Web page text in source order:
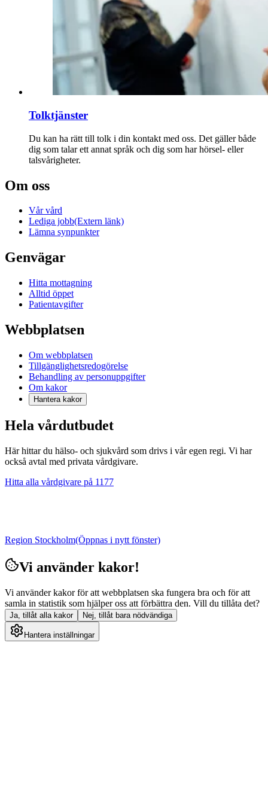
Tolktjänster
Du kan ha rätt till tolk i din kontakt med oss. Det gäller både
dig som talar ett annat språk och dig som har hörsel- eller
talsvårigheter.
Om oss
Vår vård
Lediga jobb(Extern länk)
Lämna synpunkter
Genvägar
Hitta mottagning
Alltid öppet
Patientavgifter
Webbplatsen
Om webbplatsen
Tillgänglighetsredogörelse
Behandling av personuppgifter
Om kakor
Hantera kakor
Hela vårdutbudet
Här hittar du hälso- och sjukvård som drivs i vår egen regi. Vi har
också avtal med privata vårdgivare.
Hitta alla vårdgivare på 1177
Region Stockholm(Öppnas i nytt fönster)
Vi använder kakor!
Vi använder kakor för att webbplatsen ska fungera bra och för att
samla in statistik som hjälper oss att förbättra den. Vill du tillåta det?
Ja, tillåt alla kakor Nej, tillåt bara nödvändiga
Hantera inställningar